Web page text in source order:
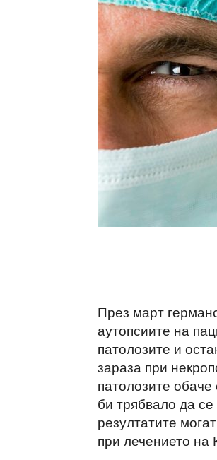
През март
аутопсиите на
патолозите и
зараза при
патолозите
би трябвало да
резултатите
при лечението на